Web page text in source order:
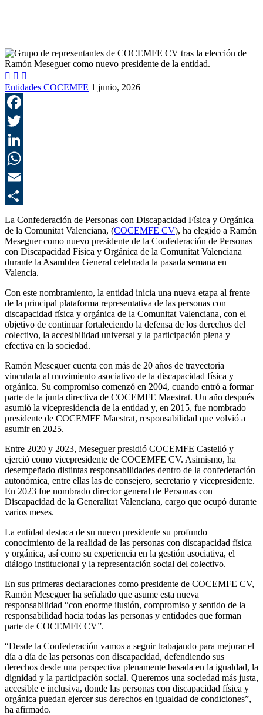
  
Entidades COCEMFE 1 junio, 2026
La Confederación de Personas con Discapacidad Física y Orgánica
de la Comunitat Valenciana, (COCEMFE CV), ha elegido a Ramón
Meseguer como nuevo presidente de la Confederación de Personas
con Discapacidad Física y Orgánica de la Comunitat Valenciana
durante la Asamblea General celebrada la pasada semana en
Valencia.
Con este nombramiento, la entidad inicia una nueva etapa al frente
de la principal plataforma representativa de las personas con
discapacidad física y orgánica de la Comunitat Valenciana, con el
objetivo de continuar fortaleciendo la defensa de los derechos del
colectivo, la accesibilidad universal y la participación plena y
efectiva en la sociedad.
Ramón Meseguer cuenta con más de 20 años de trayectoria
vinculada al movimiento asociativo de la discapacidad física y
orgánica. Su compromiso comenzó en 2004, cuando entró a formar
parte de la junta directiva de COCEMFE Maestrat. Un año después
asumió la vicepresidencia de la entidad y, en 2015, fue nombrado
presidente de COCEMFE Maestrat, responsabilidad que volvió a
asumir en 2025.
Entre 2020 y 2023, Meseguer presidió COCEMFE Castelló y
ejerció como vicepresidente de COCEMFE CV. Asimismo, ha
desempeñado distintas responsabilidades dentro de la confederación
autonómica, entre ellas las de consejero, secretario y vicepresidente.
En 2023 fue nombrado director general de Personas con
Discapacidad de la Generalitat Valenciana, cargo que ocupó durante
varios meses.
La entidad destaca de su nuevo presidente su profundo
conocimiento de la realidad de las personas con discapacidad física
y orgánica, así como su experiencia en la gestión asociativa, el
diálogo institucional y la representación social del colectivo.
En sus primeras declaraciones como presidente de COCEMFE CV,
Ramón Meseguer ha señalado que asume esta nueva
responsabilidad “con enorme ilusión, compromiso y sentido de la
responsabilidad hacia todas las personas y entidades que forman
parte de COCEMFE CV”.
“Desde la Confederación vamos a seguir trabajando para mejorar el
día a día de las personas con discapacidad, defendiendo sus
derechos desde una perspectiva plenamente basada en la igualdad, la
dignidad y la participación social. Queremos una sociedad más justa,
accesible e inclusiva, donde las personas con discapacidad física y
orgánica puedan ejercer sus derechos en igualdad de condiciones”,
ha afirmado.